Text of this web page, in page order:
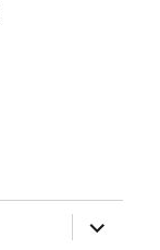
öffnen